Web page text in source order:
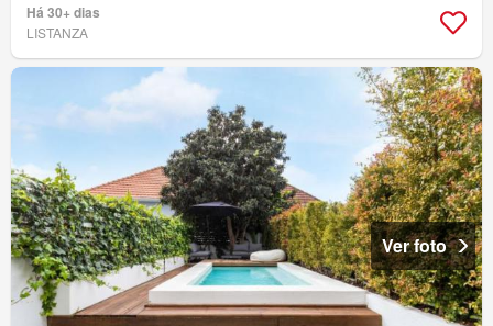
Há 30+ dias
LISTANZA
Ver foto